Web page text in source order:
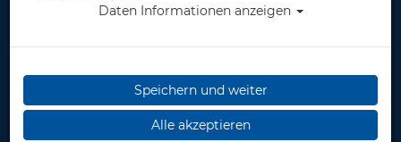
Herstellerpreis: 95,00 €
ab 95,00 €*
Daten Informationen anzeigen
Speichern und weiter
Alle akzeptieren